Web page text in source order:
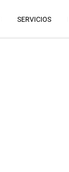
SERVICIOS